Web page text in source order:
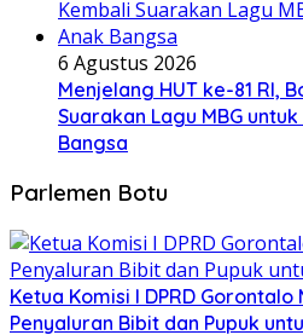
6 Agustus 2026
Menjelang HUT ke-81 RI,
Suarakan Lagu MBG
Bangsa
Parlemen Botu
Ketua Komisi I DPRD
Penyaluran Bibit dan Pupuk